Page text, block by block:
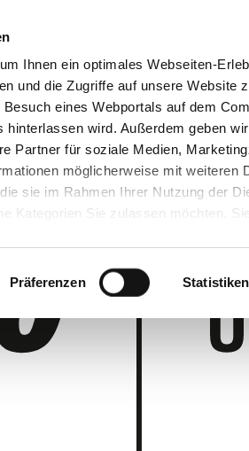
Ihnen ein optimales Webseiten-
und die Zugriffe auf unsere Website
eines Webportals auf dem
hinterlassen wird. Außerdem geben
Partner für soziale Medien,
möglicherweise mit weiteren
sie im Rahmen Ihrer Nutzung der
Kategorien Sie zulassen möchten.
Präferenzen Statistiken